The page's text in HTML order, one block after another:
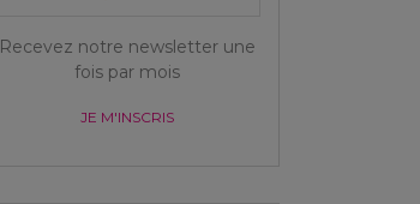
Recevez notre newsletter une
fois par mois
JE M'INSCRIS